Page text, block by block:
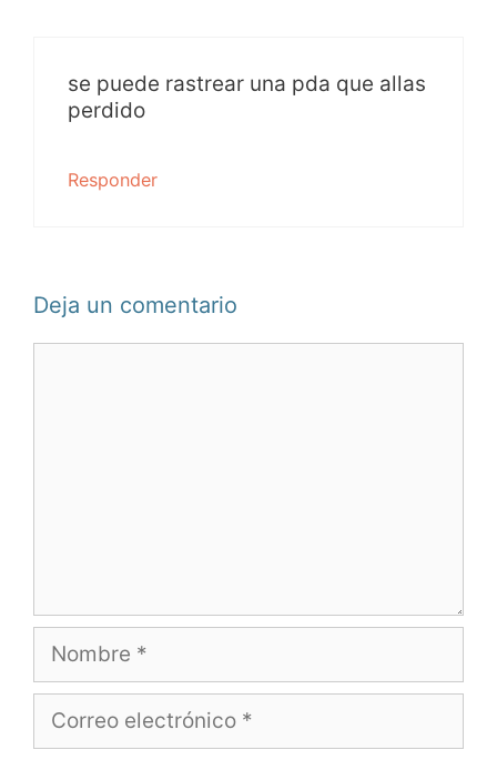
se puede rastrear una pda que allas
perdido
Responder
Deja un comentario